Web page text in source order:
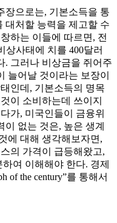
장으로는, 기본소득을 통
대처할 능력을 제고할 수
하는 이들에 따르면, 전
상사태에 치를 400달러
. 그러나 비상금을 쥐어주
늘어날 것이라는 보장이
인데, 기본소득의 명목
이 소비하는데 쓰이지
가, 미국인들이 금융위
없는 것은, 높은 생계
에 대해 생각해보자면,
의 가격이 급등해왔고,
여 이해해야 한다. 경제
of the century”를 통해서